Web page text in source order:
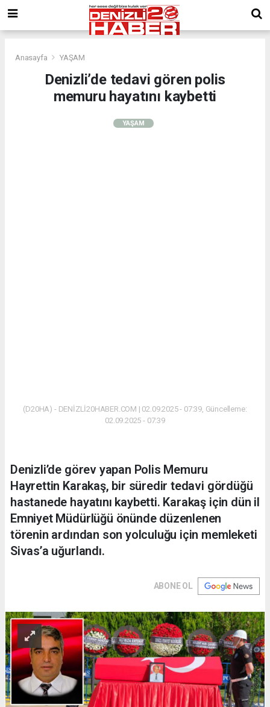
Anasayfa YAŞAM
Denizli’de tedavi gören polis
memuru hayatını kaybetti
YAŞAM
(D20HA) - DENİZLİ20HABER.COM | 02.09.2025 - 07:39, Güncelleme:
02.09.2025 - 07:39
Denizli’de görev yapan Polis Memuru
Hayrettin Karakaş, bir süredir tedavi gördüğü
hastanede hayatını kaybetti. Karakaş için dün il
Emniyet Müdürlüğü önünde düzenlenen
törenin ardından son yolculuğu için memleketi
Sivas’a uğurlandı.
ABONE OL